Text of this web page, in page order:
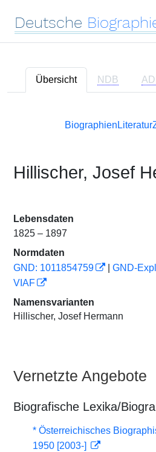
Deutsche
Übersicht NDB
Biographien Literatur
Hillischer, Josef
Lebensdaten
1825 – 1897
Normdaten
GND: 1011854759
GND-
VIAF
Namensvarianten
Hillischer, Josef Hermann
Vernetzte Angebote
Biografische Lexika/
* Österreichisches
1950 [2003-]